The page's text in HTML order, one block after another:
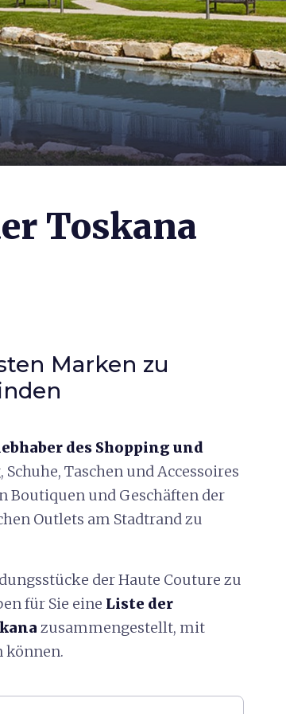
Toskana
Marken zu
des Shopping und
Taschen und Accessoires
Boutiquen und Geschäften der
Outlets am Stadtrand zu
der Haute Couture zu
für Sie eine Liste der
zusammengestellt, mit
können.